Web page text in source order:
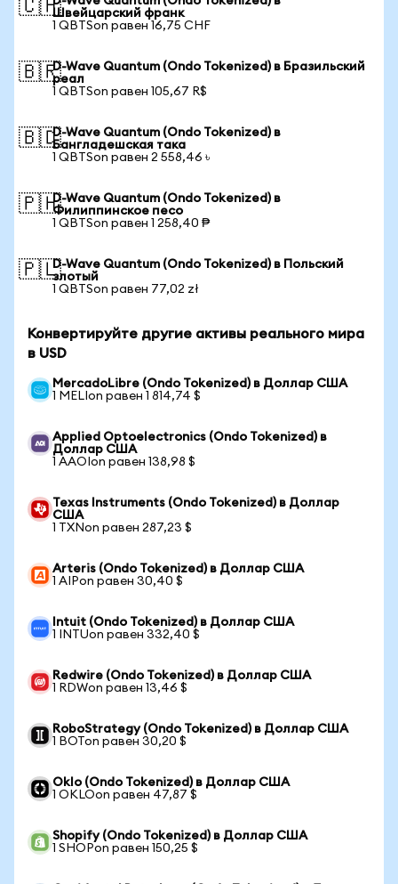
🇨🇭Швейцарский франк
1 QBTSon равен 16,75 CHF
🇧🇷D-Wave Quantum (Ondo Tokenized) в Бразильский
реал
1 QBTSon равен 105,67 R$
🇧🇩D-Wave Quantum (Ondo Tokenized) в
Бангладешская така
1 QBTSon равен 2 558,46 ৳
🇵🇭D-Wave Quantum (Ondo Tokenized) в
Филиппинское песо
1 QBTSon равен 1 258,40 ₱
🇵🇱D-Wave Quantum (Ondo Tokenized) в Польский
злотый
1 QBTSon равен 77,02 zł
Конвертируйте другие активы реального мира
в USD
MercadoLibre (Ondo Tokenized) в Доллар США
1 MELIon равен 1 814,74 $
Applied Optoelectronics (Ondo Tokenized) в
Доллар США
1 AAOIon равен 138,98 $
Texas Instruments (Ondo Tokenized) в Доллар
США
1 TXNon равен 287,23 $
Arteris (Ondo Tokenized) в Доллар США
1 AIPon равен 30,40 $
Intuit (Ondo Tokenized) в Доллар США
1 INTUon равен 332,40 $
Redwire (Ondo Tokenized) в Доллар США
1 RDWon равен 13,46 $
RoboStrategy (Ondo Tokenized) в Доллар США
1 BOTon равен 30,20 $
Oklo (Ondo Tokenized) в Доллар США
1 OKLOon равен 47,87 $
Shopify (Ondo Tokenized) в Доллар США
1 SHOPon равен 150,25 $